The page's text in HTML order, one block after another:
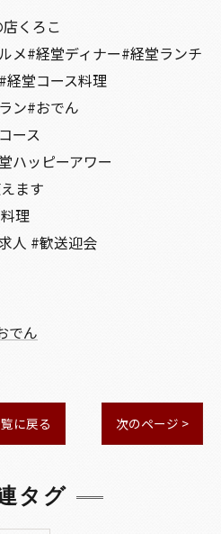
くろこ
メ#経堂ディナー#経堂ランチ
堂コース料理
ン#おでん
ース
ハッピーアワー
ます
理
人 #歓送迎会
でん
に戻る 次のページ >
タグ